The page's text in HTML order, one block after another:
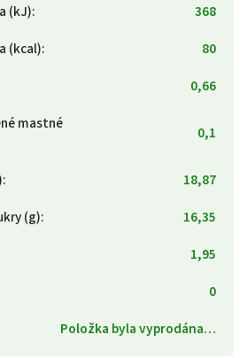
(kJ):
368
(kcal):
80
0,66
mastné
0,1
:
18,87
(g):
16,35
1,95
0
Položka byla vyprodána…